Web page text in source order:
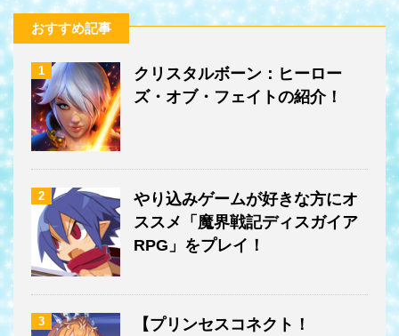
おすすめ記事
1
クリスタルボーン：ヒーロー
ズ・オブ・フェイトの紹介！
2
やり込みゲームが好きな方にオ
ススメ「魔界戦記ディスガイア
RPG」をプレイ！
3
【プリンセスコネクト！